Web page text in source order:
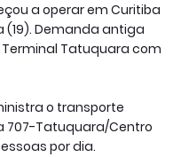
a operar em Curitiba
Demanda antiga
Tatuquara com
o transporte
707-Tatuquara/Centro
por dia.